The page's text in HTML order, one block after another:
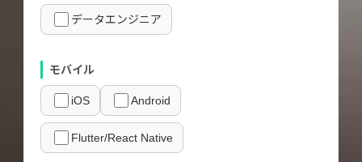
データエンジニア
モバイル
iOS Android
Flutter/React Native